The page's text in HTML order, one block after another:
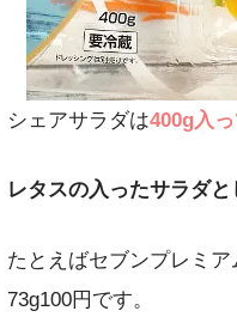
シェアサラダは400g入
レタスの入ったサラダ
たとえばセブンプレミ
73g100円です。